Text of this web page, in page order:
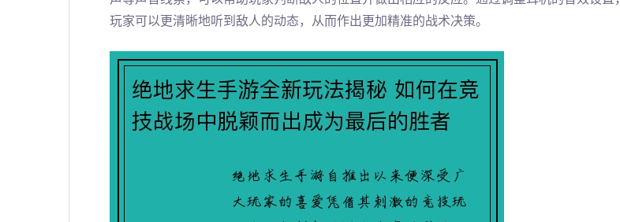
玩家可以更清晰地听到敌人的动态，从而作出更加精准的战术决策。